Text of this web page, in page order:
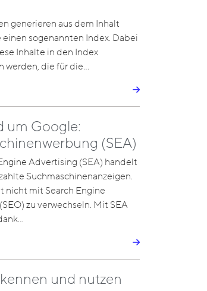
generieren aus dem Inhalt
sogenannten Index. Dabei
Inhalte in den Index
werden, die für die…
um Google:
(SEA)
Advertising (SEA) handelt
Suchmaschinenanzeigen.
nicht mit Search Engine
zu verwechseln. Mit SEA
und nutzen